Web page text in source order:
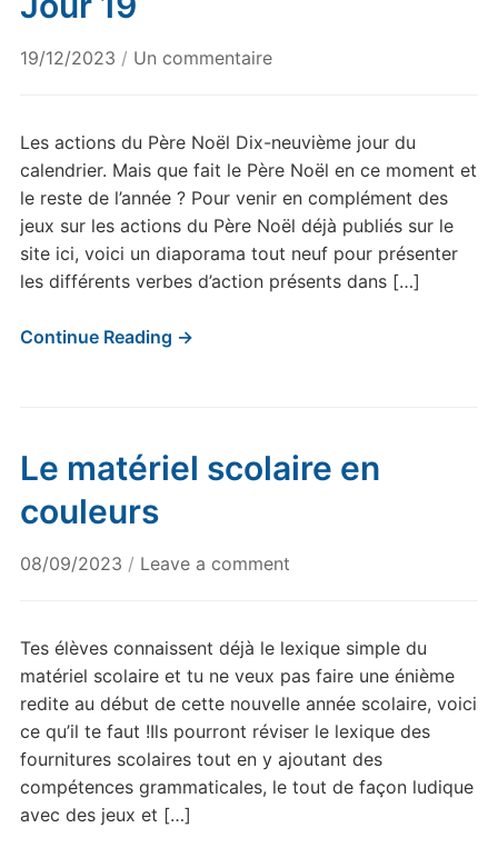
19/12/2023 / Un commentairesur
Les actions du Père Noël Dix-neuvième jour du
calendrier. Mais que fait le Père Noël en ce moment et
le reste de l’année ? Pour venir en complément des
jeux sur les actions du Père Noël déjà publiés sur le
site ici, voici un diaporama tout neuf pour présenter
les différents verbes d’action présents dans […]
Continue Reading →
Le matériel scolaire en
couleurs
08/09/2023 / Leave a comment
Tes élèves connaissent déjà le lexique simple du
matériel scolaire et tu ne veux pas faire une énième
redite au début de cette nouvelle année scolaire, voici
ce qu’il te faut !Ils pourront réviser le lexique des
fournitures scolaires tout en y ajoutant des
compétences grammaticales, le tout de façon ludique
avec des jeux et […]